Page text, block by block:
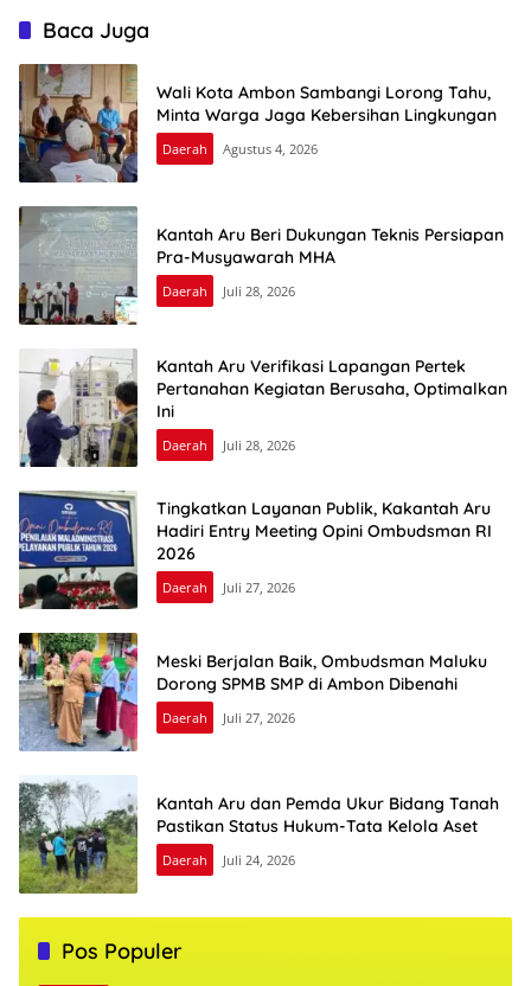
Baca Juga
Wali Kota Ambon Sambangi Lorong Tahu,
Minta Warga Jaga Kebersihan Lingkungan
Daerah Agustus 4, 2026
Kantah Aru Beri Dukungan Teknis Persiapan
Pra-Musyawarah MHA
Daerah Juli 28, 2026
Kantah Aru Verifikasi Lapangan Pertek
Pertanahan Kegiatan Berusaha, Optimalkan
Ini
Daerah Juli 28, 2026
Tingkatkan Layanan Publik, Kakantah Aru
Hadiri Entry Meeting Opini Ombudsman RI
2026
Daerah Juli 27, 2026
Meski Berjalan Baik, Ombudsman Maluku
Dorong SPMB SMP di Ambon Dibenahi
Daerah Juli 27, 2026
Kantah Aru dan Pemda Ukur Bidang Tanah
Pastikan Status Hukum-Tata Kelola Aset
Daerah Juli 24, 2026
Pos Populer